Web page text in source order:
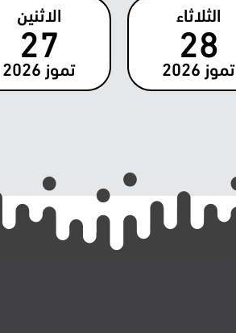
الثلاثاء
28
تموز 2026
الاثنين
27
تموز 2026